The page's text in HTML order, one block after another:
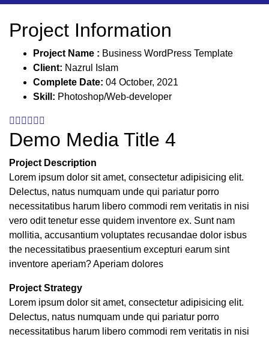
Turnerbund Frintrop
1903
Project Information
Project Name : Business WordPress Template
Client: Nazrul Islam
Complete Date: 04 October, 2021
Skill: Photoshop/Web-developer
Demo Media Title 4
Project Description
Lorem ipsum dolor sit amet, consectetur adipisicing elit.
Delectus, natus numquam unde qui pariatur porro
necessitatibus harum libero commodi rem veritatis in nisi
vero odit tenetur esse quidem inventore ex. Sunt nam
mollitia, accusantium voluptates recusandae dolor isbus
the necessitatibus praesentium excepturi earum sint
inventore aperiam? Aperiam dolores
Project Strategy
Lorem ipsum dolor sit amet, consectetur adipisicing elit.
Delectus, natus numquam unde qui pariatur porro
necessitatibus harum libero commodi rem veritatis in nisi